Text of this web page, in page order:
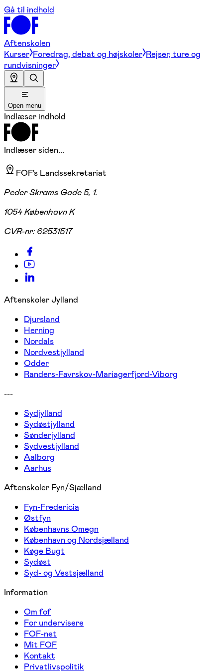
Gå til indhold
Aftenskolen
Kurser Foredrag, debat og højskoler Rejser, ture og
rundvisninger
Open menu
Indlæser indhold
Indlæser siden...
FOF's Landssekretariat
Peder Skrams Gade 5, 1.
1054 København K
CVR-nr: 62531517
Aftenskoler Jylland
Djursland
Herning
Nordals
Nordvestjylland
Odder
Randers-Favrskov-Mariagerfjord-Viborg
---
Sydjylland
Sydøstjylland
Sønderjylland
Sydvestjylland
Aalborg
Aarhus
Aftenskoler Fyn/Sjælland
Fyn-Fredericia
Østfyn
Københavns Omegn
København og Nordsjælland
Køge Bugt
Sydøst
Syd- og Vestsjælland
Information
Om fof
For undervisere
FOF-net
Mit FOF
Kontakt
Privatlivspolitik